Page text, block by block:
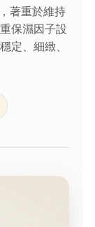
著重於維持
保濕因子設
定、細緻、